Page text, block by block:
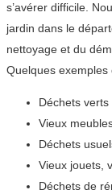
s’avérer difficile.
jardin dans le
nettoyage et du
Quelques
Déchets verts
Vieux
Déchets
Vieux jouets,
Déchets de